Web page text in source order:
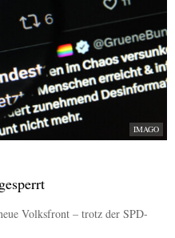
IMAGO
Volksfront – trotz der SPD-